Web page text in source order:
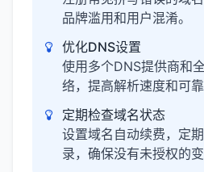
品牌滥用和用户混淆。
优化DNS设置
使用多个DNS提供商和
络，提高解析速度和可靠
定期检查域名状态
设置域名自动续费，定
录，确保没有未授权的变